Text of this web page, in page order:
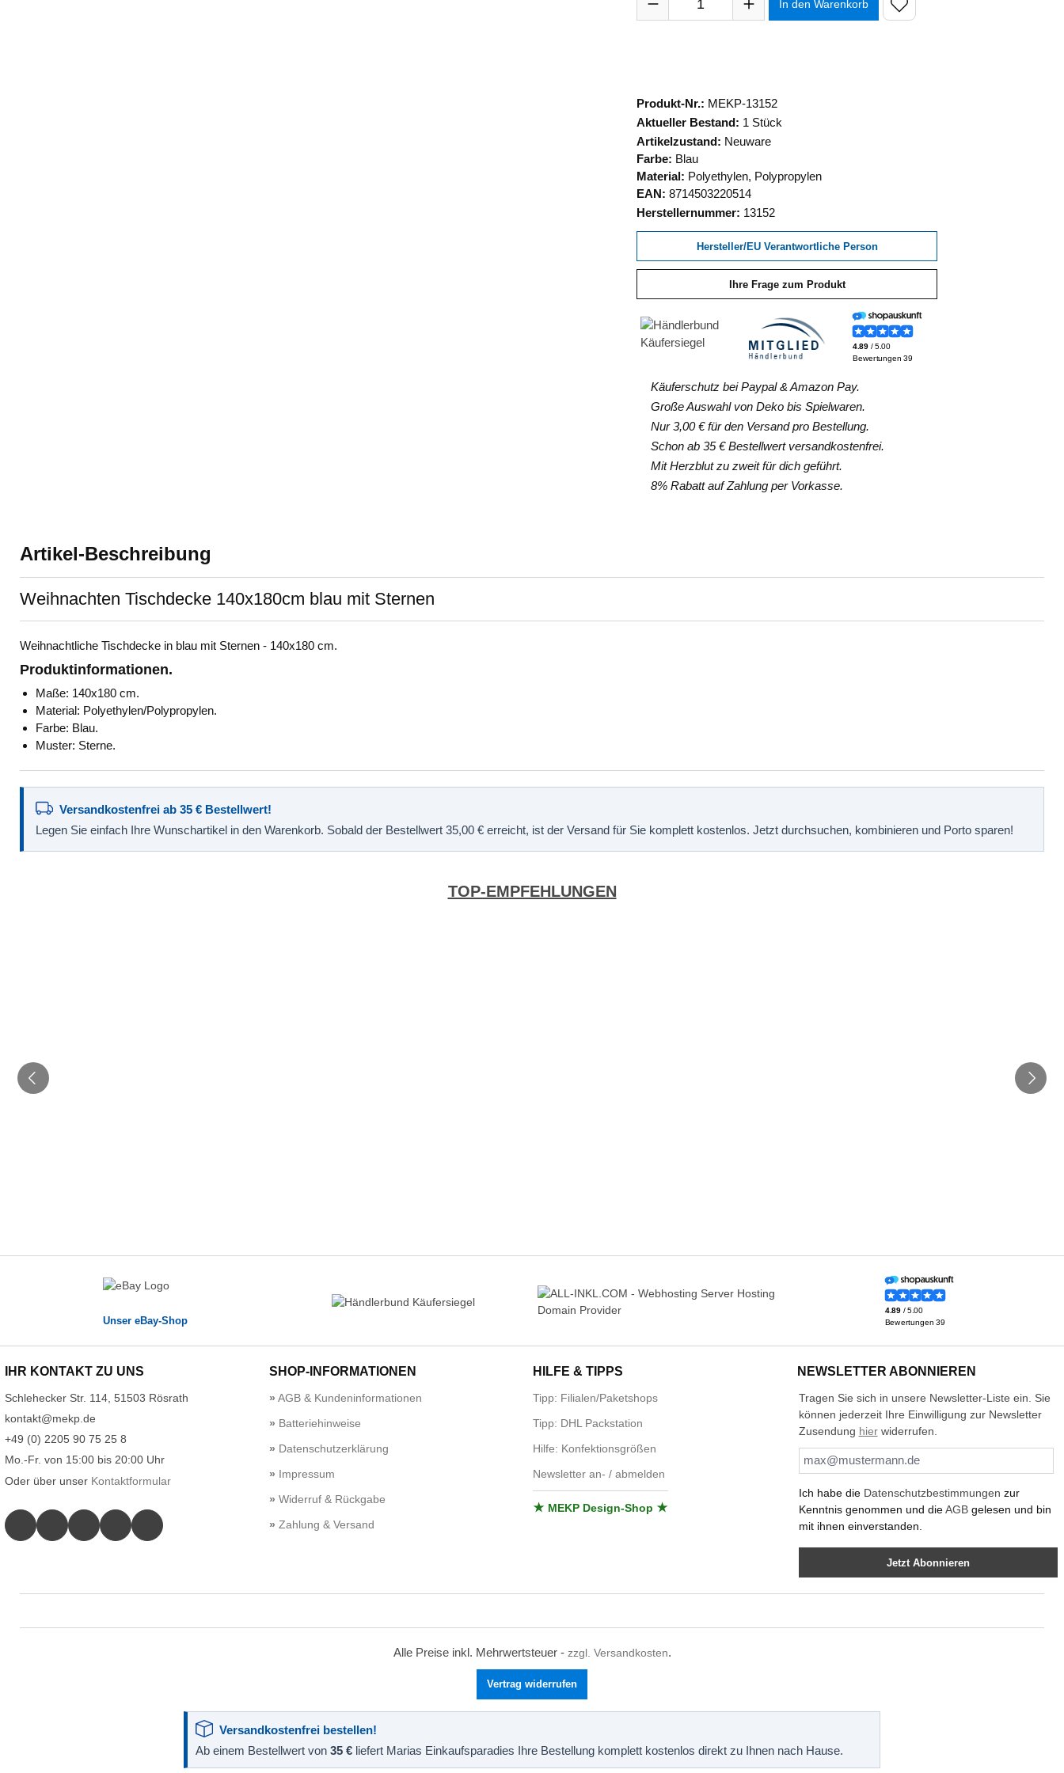
In den Warenkorb
Produkt-Nr.: MEKP-13152
Aktueller Bestand: 1 Stück
Artikelzustand: Neuware
Farbe: Blau
Material: Polyethylen, Polypropylen
EAN: 8714503220514
Herstellernummer: 13152
Hersteller/EU Verantwortliche Person
Ihre Frage zum Produkt
Käuferschutz bei Paypal & Amazon Pay.
Große Auswahl von Deko bis Spielwaren.
Nur 3,00 € für den Versand pro Bestellung.
Schon ab 35 € Bestellwert versandkostenfrei.
Mit Herzblut zu zweit für dich geführt.
8% Rabatt auf Zahlung per Vorkasse.
Artikel-Beschreibung
Weihnachten Tischdecke 140x180cm blau mit Sternen
Weihnachtliche Tischdecke in blau mit Sternen - 140x180 cm.
Produktinformationen.
Maße: 140x180 cm.
Material: Polyethylen/Polypropylen.
Farbe: Blau.
Muster: Sterne.
Versandkostenfrei ab 35 € Bestellwert!
Legen Sie einfach Ihre Wunschartikel in den Warenkorb. Sobald der Bestellwert 35,00 € erreicht, ist der Versand für Sie komplett kostenlos. Jetzt durchsuchen, kombinieren und Porto sparen!
TOP-EMPFEHLUNGEN
Unser eBay-Shop
IHR KONTAKT ZU UNS
Schlehecker Str. 114, 51503 Rösrath
kontakt@mekp.de
+49 (0) 2205 90 75 25 8
Mo.-Fr. von 15:00 bis 20:00 Uhr
Oder über unser Kontaktformular
SHOP-INFORMATIONEN
AGB & Kundeninformationen
Batteriehinweise
Datenschutzerklärung
Impressum
Widerruf & Rückgabe
Zahlung & Versand
HILFE & TIPPS
Tipp: Filialen/Paketshops
Tipp: DHL Packstation
Hilfe: Konfektionsgrößen
Newsletter an- / abmelden
★ MEKP Design-Shop ★
NEWSLETTER ABONNIEREN
Tragen Sie sich in unsere Newsletter-Liste ein. Sie
können jederzeit Ihre Einwilligung zur Newsletter
Zusendung hierwiderrufen.
Ich habe die Datenschutzbestimmungen zur
Kenntnis genommen und dieAGBgelesen und bin
mit ihnen einverstanden.
Jetzt Abonnieren
Alle Preise inkl. Mehrwertsteuer - zzgl. Versandkosten.
Vertrag widerrufen
Versandkostenfrei bestellen!
Ab einem Bestellwert von 35 € liefert Marias Einkaufsparadies Ihre Bestellung komplett kostenlos direkt zu Ihnen nach Hause.